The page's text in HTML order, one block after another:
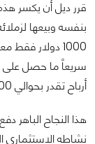
قرر ديل أن يكسر
1000 دولار
سريعاً ما حصل على
أرباح تقدر بحوالي 200 ألف دولار أمريكي.
نشاطه